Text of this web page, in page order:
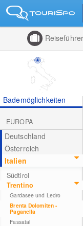
Reiseführer
Bademöglichkeiten
EUROPA
Deutschland
Österreich
Italien
Südtirol
Trentino
Gardasee und Ledro
Brenta Dolomiten -
Paganella
Fassatal